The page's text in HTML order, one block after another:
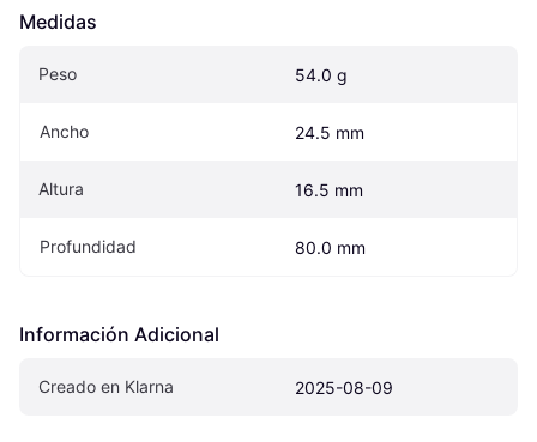
Medidas
Peso 54.0 g
Ancho 24.5 mm
Altura 16.5 mm
Profundidad 80.0 mm
Información Adicional
Creado en Klarna 2025-08-09